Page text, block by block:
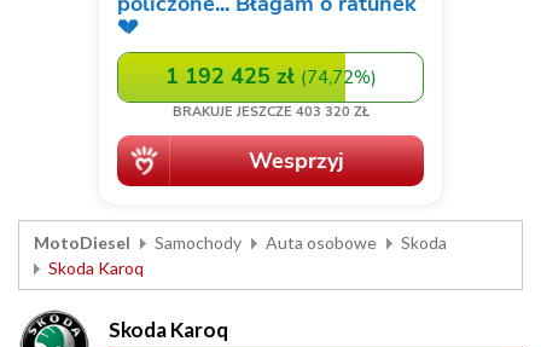
MotoDiesel Samochody Auta osobowe
Skoda
Skoda Karoq
Skoda Karoq